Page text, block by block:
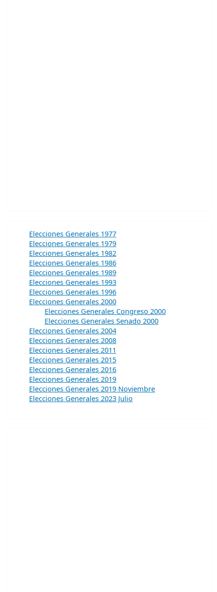
Elecciones Generales 1977
Elecciones Generales 1979
Elecciones Generales 1982
Elecciones Generales 1986
Elecciones Generales 1989
Elecciones Generales 1993
Elecciones Generales 1996
Elecciones Generales 2000
Elecciones Generales Congreso 2000
Elecciones Generales Senado 2000
Elecciones Generales 2004
Elecciones Generales 2008
Elecciones Generales 2011
Elecciones Generales 2015
Elecciones Generales 2016
Elecciones Generales 2019
Elecciones Generales 2019 Noviembre
Elecciones Generales 2023 Julio